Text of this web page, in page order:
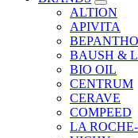
ALTION
APIVITA
BAUSH &
BIO OIL
CENTRUM
CERAVE
COMPEED
LA